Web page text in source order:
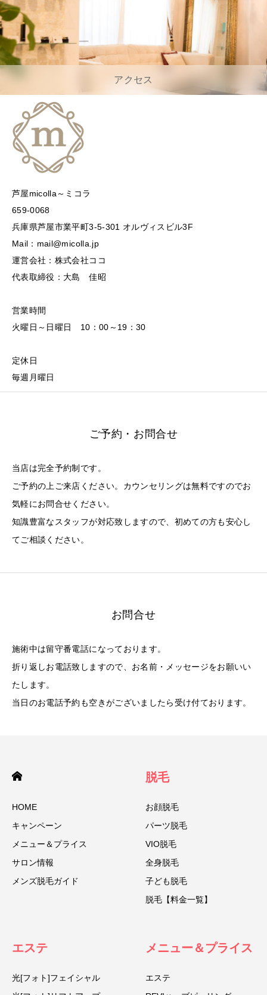
アクセス
芦屋micolla～ミコラ
659-0068
兵庫県芦屋市業平町3-5-301 オルヴィスビル3F
Mail：mail@micolla.jp
運営会社：株式会社ココ
代表取締役：大島 佳昭
営業時間
火曜日～日曜日 10：00～19：30
定休日
毎週月曜日
ご予約・お問合せ
当店は完全予約制です。
ご予約の上ご来店ください。カウンセリングは無料ですのでお
気軽にお問合せください。
知識豊富なスタッフが対応致しますので、初めての方も安心し
てご相談ください。
お問合せ
施術中は留守番電話になっております。
折り返しお電話致しますので、お名前・メッセージをお願いい
たします。
当日のお電話予約も空きがございましたら受け付ております。
HOME
キャンペーン
メニュー＆プライス
サロン情報
メンズ脱毛ガイド
脱毛
お顔脱毛
パーツ脱毛
VIO脱毛
全身脱毛
子ども脱毛
脱毛【料金一覧】
エステ
光[フォト]フェイシャル
メニュー＆プライス
エステ